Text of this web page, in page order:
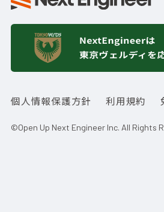
個人情報保護方針 利用規約
©Open Up Next Engineer Inc. All Rights